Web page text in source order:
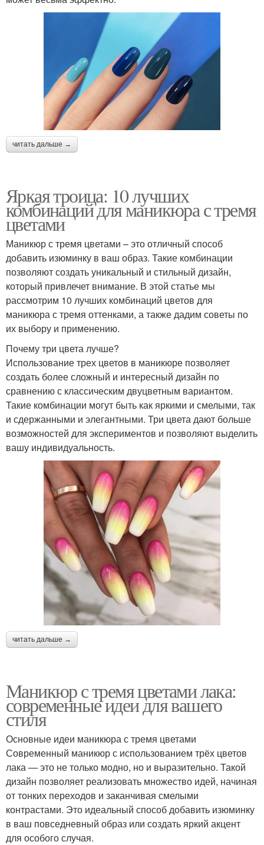
читать дальше →
Яркая троица: 10 лучших
комбинаций для маникюра с тремя
цветами
Маникюр с тремя цветами – это отличный способ
добавить изюминку в ваш образ. Такие комбинации
позволяют создать уникальный и стильный дизайн,
который привлечет внимание. В этой статье мы
рассмотрим 10 лучших комбинаций цветов для
маникюра с тремя оттенками, а также дадим советы по
их выбору и применению.
Почему три цвета лучше?
Использование трех цветов в маникюре позволяет
создать более сложный и интересный дизайн по
сравнению с классическим двуцветным вариантом.
Такие комбинации могут быть как яркими и смелыми, так
и сдержанными и элегантными. Три цвета дают больше
возможностей для экспериментов и позволяют выделить
вашу индивидуальность.
читать дальше →
Маникюр с тремя цветами лака:
современные идеи для вашего
стиля
Основные идеи маникюра с тремя цветами
Современный маникюр с использованием трёх цветов
лака — это не только модно, но и выразительно. Такой
дизайн позволяет реализовать множество идей, начиная
от тонких переходов и заканчивая смелыми
контрастами. Это идеальный способ добавить изюминку
в ваш повседневный образ или создать яркий акцент
для особого случая.